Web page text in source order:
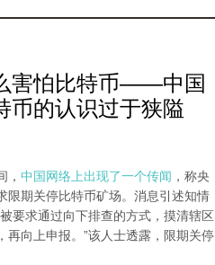
害怕比特币——中国
币的认识过于狭隘
， 中国网络上出现了一个传闻 ，称央
限期关停比特币矿场。消息引述知情
要求通过向下排查的方式，摸清辖区
再向上申报。”该人士透露，限期关停